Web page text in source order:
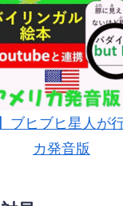
ブヒブヒ星人が
カ発音版